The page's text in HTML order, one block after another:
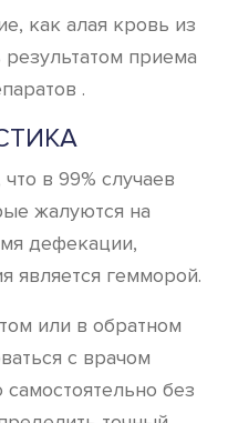
как алая кровь из
приема
.
в 99% случаев
жалуются на
дефекации,
является гемморой.
или в обратном
с врачом
самостоятельно без